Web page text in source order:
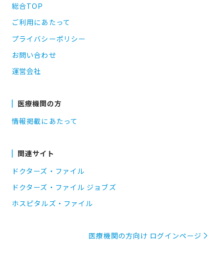
総合TOP
ご利用にあたって
プライバシーポリシー
お問い合わせ
運営会社
医療機関の方
情報掲載にあたって
関連サイト
ドクターズ・ファイル
ドクターズ・ファイル ジョブズ
ホスピタルズ・ファイル
医療機関の方向け ログインページ